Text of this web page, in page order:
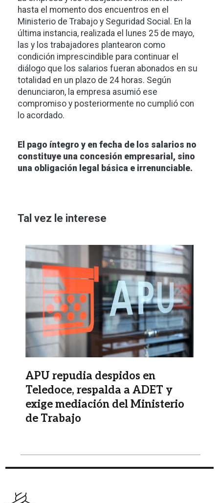
hasta el momento dos encuentros en el
Ministerio de Trabajo y Seguridad Social. En la
última instancia, realizada el lunes 25 de mayo,
las y los trabajadores plantearon como
condición imprescindible para continuar el
diálogo que los salarios fueran abonados en su
totalidad en un plazo de 24 horas. Según
denunciaron, la empresa asumió ese
compromiso y posteriormente no cumplió con
lo acordado.
El pago íntegro y en fecha de los salarios no
constituye una concesión empresarial, sino
una obligación legal básica e irrenunciable.
Tal vez le interese
Imagen
APU repudia despidos en
Teledoce, respalda a ADET y
exige mediación del Ministerio
de Trabajo